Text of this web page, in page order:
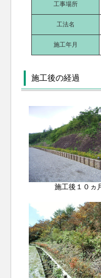
工事場所
工法名
施工年月
施工後の経過
施工後１０ヵ